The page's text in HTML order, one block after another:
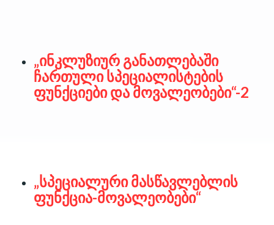
„ინკლუზიურ განათლებაში
ჩართული სპეციალისტების
ფუნქციები და მოვალეობები“-2
„სპეციალური მასწავლებლის
ფუნქცია-მოვალეობები“